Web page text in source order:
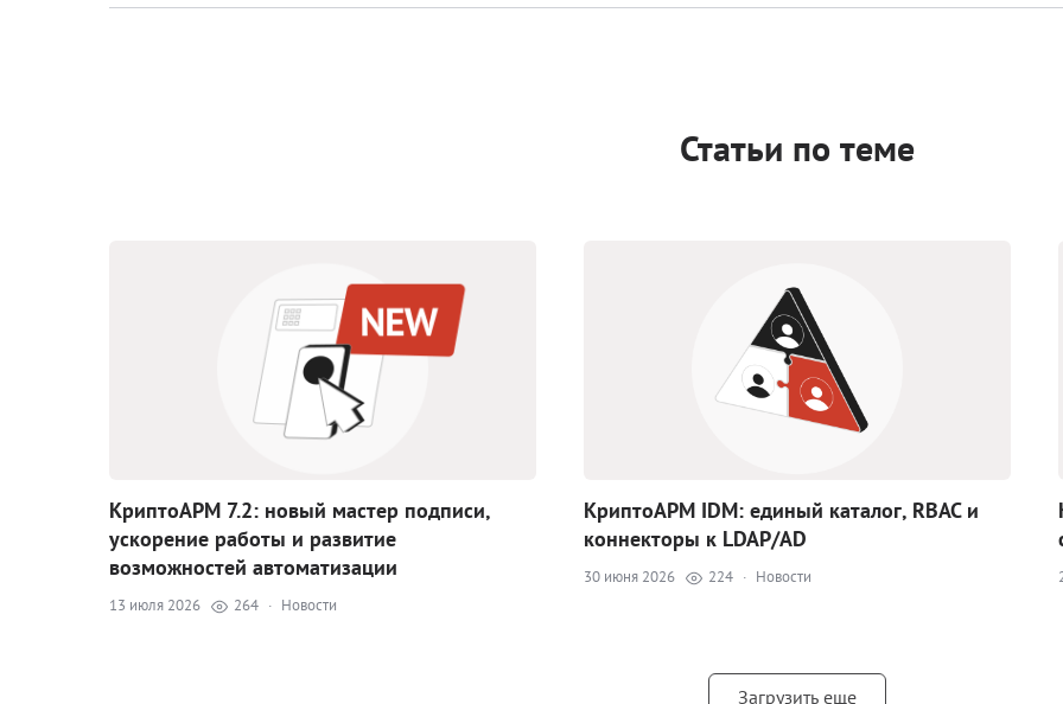
Статьи по теме
КриптоАРМ 7.2: новый мастер подписи,
ускорение работы и развитие
возможностей автоматизации
13 июля 2026 264 · Новости
КриптоАРМ IDM: единый каталог, RBAC и
коннекторы к LDAP/AD
30 июня 2026 224 · Новости
Загрузить еще